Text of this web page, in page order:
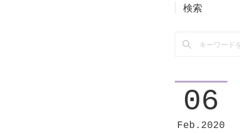
検索
06
Feb 2020